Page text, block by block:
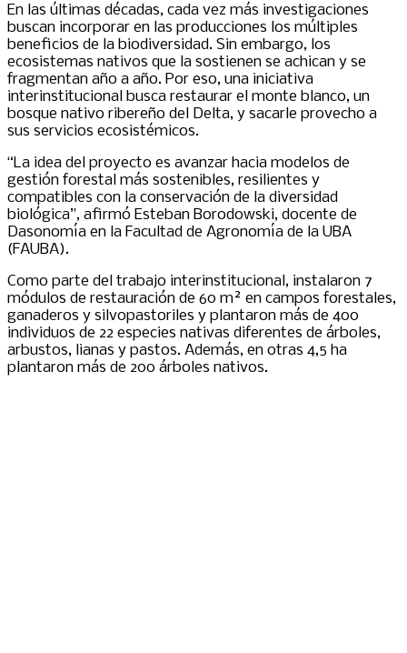
En las últimas décadas, cada vez más investigaciones
buscan incorporar en las producciones los múltiples
beneficios de la biodiversidad. Sin embargo, los
ecosistemas nativos que la sostienen se achican y se
fragmentan año a año. Por eso, una iniciativa
interinstitucional busca restaurar el monte blanco, un
bosque nativo ribereño del Delta, y sacarle provecho a
sus servicios ecosistémicos.
“La idea del proyecto es avanzar hacia modelos de
gestión forestal más sostenibles, resilientes y
compatibles con la conservación de la diversidad
biológica”, afirmó Esteban Borodowski, docente de
Dasonomía en la Facultad de Agronomía de la UBA
(FAUBA).
Como parte del trabajo interinstitucional, instalaron 7
módulos de restauración de 60 m² en campos forestales,
ganaderos y silvopastoriles y plantaron más de 400
individuos de 22 especies nativas diferentes de árboles,
arbustos, lianas y pastos. Además, en otras 4,5 ha
plantaron más de 200 árboles nativos.